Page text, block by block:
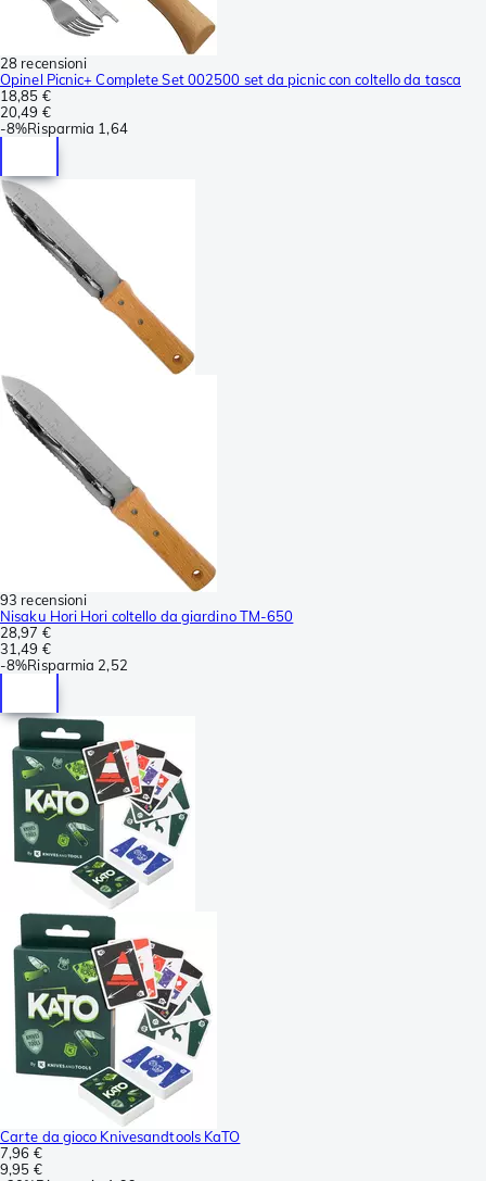
28 recensioni
Opinel Picnic+ Complete Set 002500 set da picnic con coltello da tasca
18,85 €
20,49 €
-8%Risparmia 1,64
93 recensioni
Nisaku Hori Hori coltello da giardino TM-650
28,97 €
31,49 €
-8%Risparmia 2,52
Carte da gioco Knivesandtools KaTO
7,96 €
9,95 €